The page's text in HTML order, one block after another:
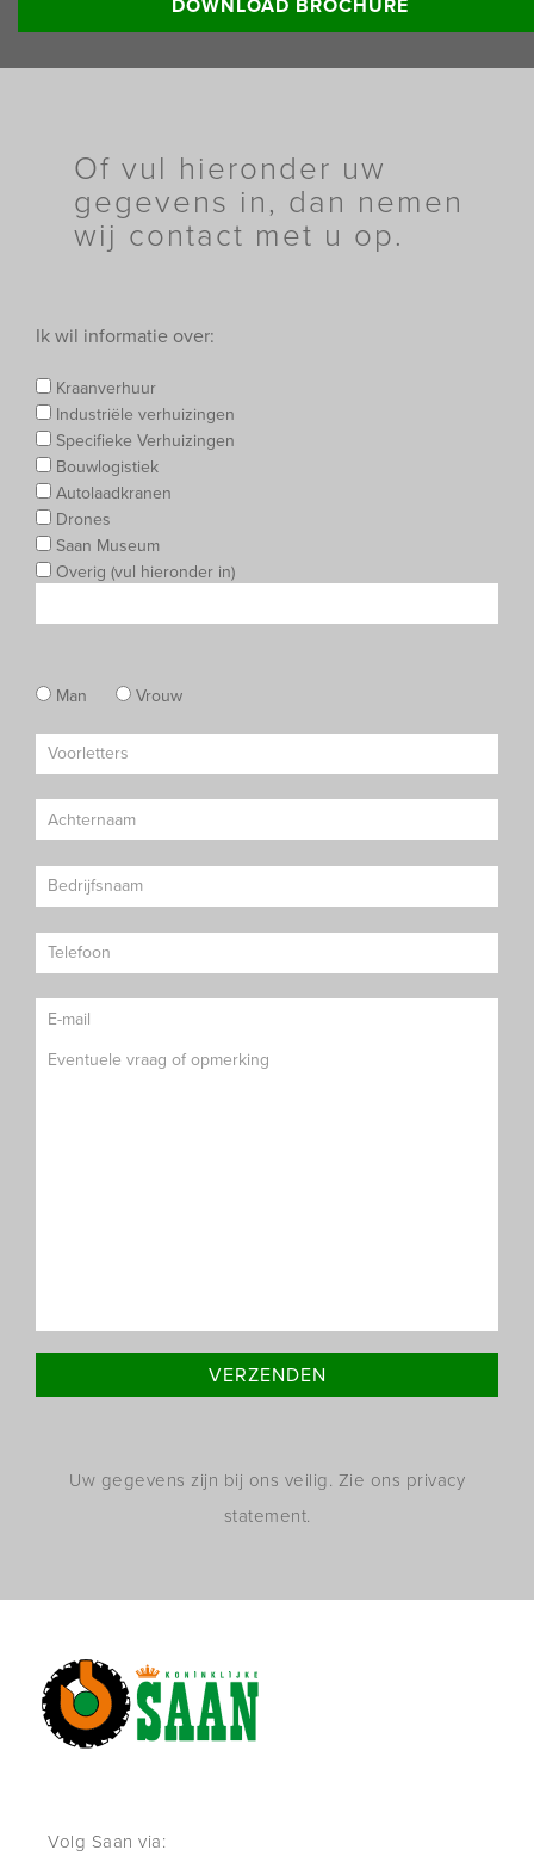
DOWNLOAD BROCHURE
Of vul hieronder uw
gegevens in, dan nemen
wij contact met u op.
Ik wil informatie over:
Kraanverhuur
Industriële verhuizingen
Specifieke Verhuizingen
Bouwlogistiek
Autolaadkranen
Drones
Saan Museum
Overig (vul hieronder in)
Man Vrouw
Uw gegevens zijn bij ons veilig. Zie ons privacy
statement.
Volg Saan via: